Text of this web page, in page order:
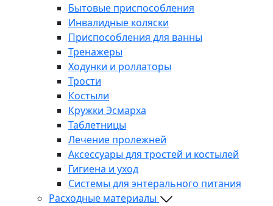
Бытовые приспособления
Инвалидные коляски
Приспособления для ванны
Тренажеры
Ходунки и роллаторы
Трости
Костыли
Кружки Эсмарха
Таблетницы
Лечение пролежней
Аксессуары для тростей и костылей
Гигиена и уход
Системы для энтерального питания
Расходные материалы